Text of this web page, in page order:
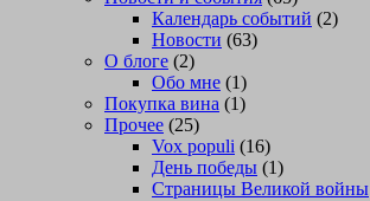
Календарь событий (2)
Новости (63)
О блоге (2)
Обо мне (1)
Покупка вина (1)
Прочее (25)
Vox populi (16)
День победы (1)
Страницы Великой войны